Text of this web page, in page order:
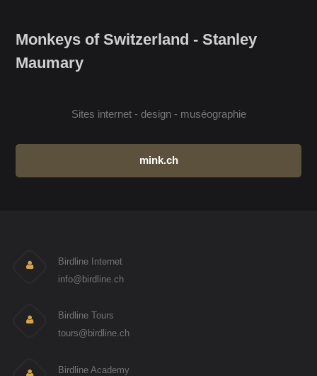
Monkeys of Switzerland - Stanley
Maumary
Sites internet - design - muséographie
mink.ch
Birdline Internet
info@birdline.ch
Birdline Tours
tours@birdline.ch
Birdline Academy